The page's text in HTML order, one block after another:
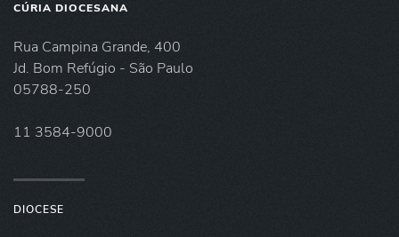
CÚRIA DIOCESANA
Rua Campina Grande, 400
Jd. Bom Refúgio - São Paulo
05788-250
11 3584-9000
DIOCESE